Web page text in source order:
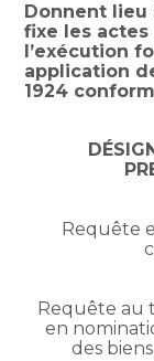
Donnent lieu
fixe les
l’exécution
application
1924
Requête
Requête au
en
des